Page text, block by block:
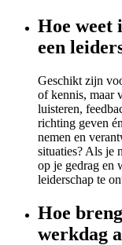
Hoe weet
een
Geschikt zijn
of kennis, maar
luisteren,
richting geven
nemen en
situaties? Als je
op je gedrag en
leiderschap te
Hoe
werkdag